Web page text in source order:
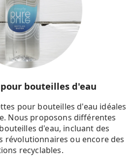
bouteilles d'eau
pour bouteilles d'eau idéales
Nous proposons différentes
d'eau, incluant des
révolutionnaires ou encore des
recyclables.